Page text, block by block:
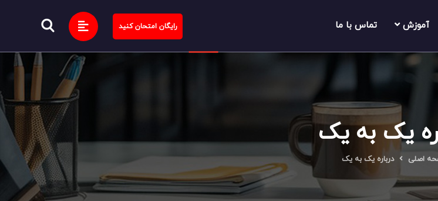
آموزش تماس با ما رایگان امتحان کنید
یک به یک
اصلی درباره یک به یک